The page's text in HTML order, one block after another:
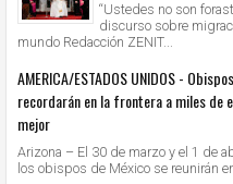
“Ustedes no son
discurso sobre
mundo Redacción ZENIT...
AMERICA/ESTADOS UNIDOS -
recordarán en la frontera a miles de
mejor
Arizona – El 30 de marzo y el 1 de
los obispos de México se reunirán